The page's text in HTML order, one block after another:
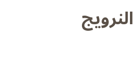
النرويج